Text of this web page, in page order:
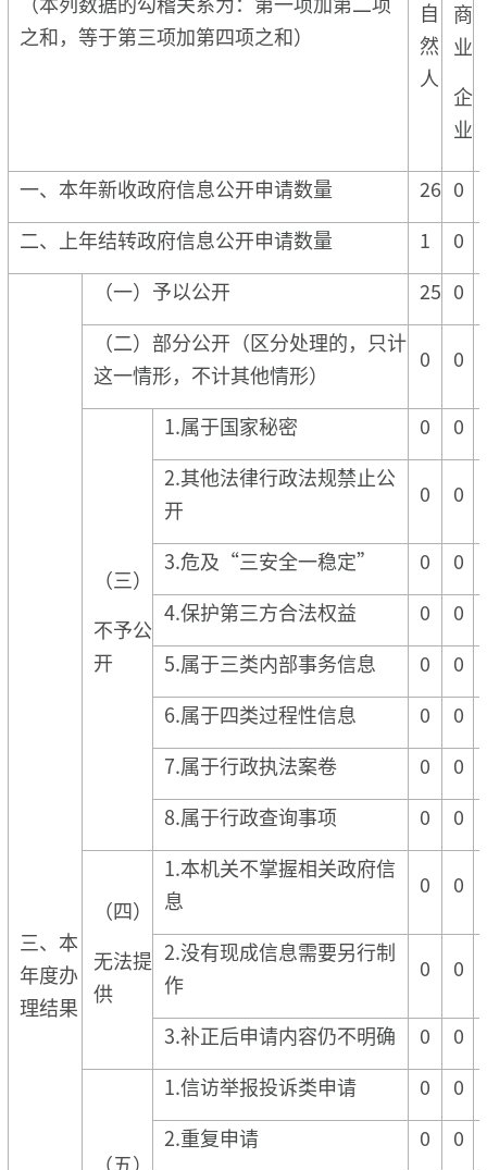
之和，等于第三项加第四项之和）
自
然
人
商
业
企
业
一、本年新收政府信息公开申请数量 26 0
二、上年结转政府信息公开申请数量
1 0
三、本
年度办
理结果
（一）予以公开 25 0
（二）部分公开（区分处理的，只计
这一情形，不计其他情形）
0 0
（三）
不予公
开
1.属于国家秘密 0 0
2.其他法律行政法规禁止公
开
0 0
3.危及“三安全一稳定” 0 0
4.保护第三方合法权益
0 0
5.属于三类内部事务信息
0 0
6.属于四类过程性信息
0 0
7.属于行政执法案卷
0 0
8.属于行政查询事项
0 0
（四）
无法提
供
1.本机关不掌握相关政府信
息
0 0
2.没有现成信息需要另行制
作
0 0
3.补正后申请内容仍不明确 0 0
（五）
1.信访举报投诉类申请 0 0
2.重复申请
0 0